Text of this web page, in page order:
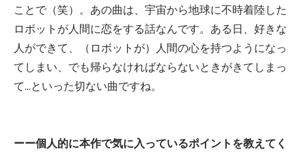
ことで（笑）。あの曲は、宇宙から地球に不時着陸した
ロボットが人間に恋をする話なんです。ある日、好きな
人ができて、（ロボットが）人間の心を持つようになっ
てしまい、でも帰らなければならないときがきてしまっ
て…といった切ない曲ですね。
ーー個人的に本作で気に入っているポイントを教えてく